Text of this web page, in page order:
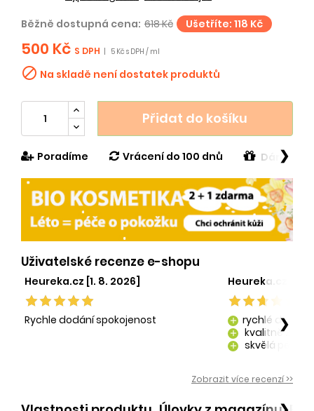
Běžně dostupná cena: 618 Kč Ušetříte: 118 Kč
500 Kč S DPH 5 Kč s DPH / ml
 Na skladě není dostatek produktů
Přidat do košíku
Poradíme Vrácení do 100 dnů Dárek v
❯
Uživatelské recenze e-shopu
Heureka.cz [1. 8. 2026]
Rychle dodání spokojenost
Heureka.cz [29.
add rychlé dodání
add kvalitně
add skvělá péče o
❯
Zobrazit více recenzí >>